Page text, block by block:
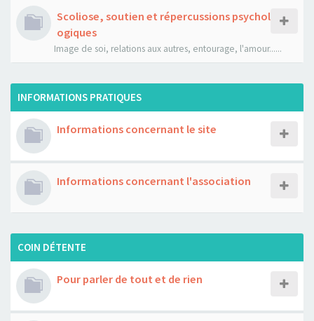
Scoliose, soutien et répercussions psychol
ogiques
Image de soi, relations aux autres, entourage, l'amour......
INFORMATIONS PRATIQUES
Informations concernant le site
Informations concernant l'association
COIN DÉTENTE
Pour parler de tout et de rien